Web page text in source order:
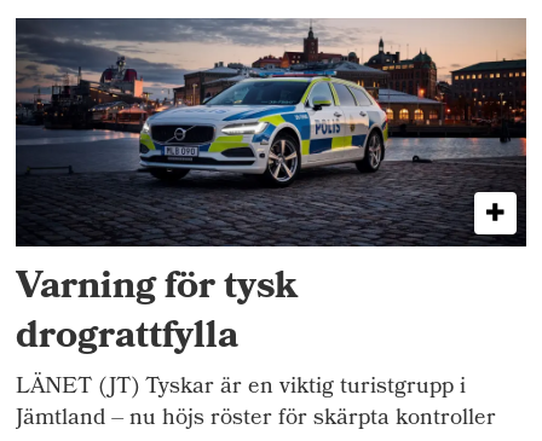
Varning för tysk
drograttfylla
LÄNET (JT) Tyskar är en viktig turistgrupp i
Jämtland – nu höjs röster för skärpta kontroller